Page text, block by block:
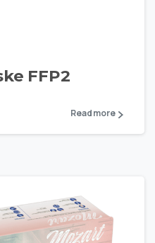
FFP2
Read more